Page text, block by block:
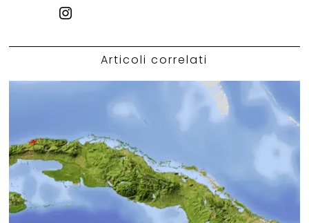
Articoli correlati